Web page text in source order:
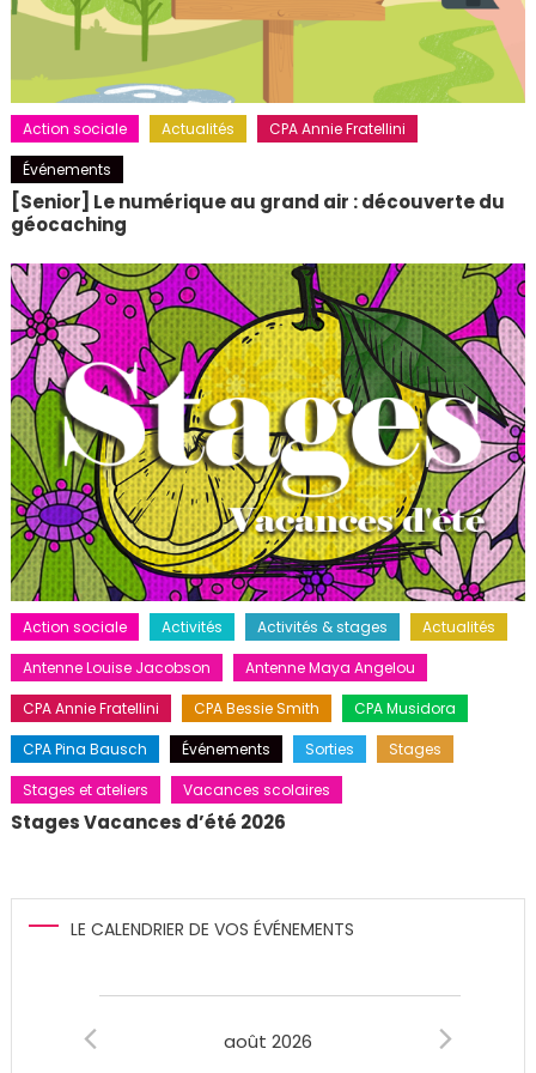
Action sociale Actualités
CPA Annie Fratellini
Événements
[Senior] Le numérique au grand air : découverte du
géocaching
Action sociale Activités Activités & stages
Actualités
Antenne Louise Jacobson
Antenne Maya Angelou
CPA Annie Fratellini
CPA Bessie Smith
CPA Musidora
CPA Pina Bausch
Événements Sorties
Stages
Stages et ateliers
Vacances scolaires
Stages Vacances d’été 2026
LE CALENDRIER DE VOS ÉVÉNEMENTS
août 2026